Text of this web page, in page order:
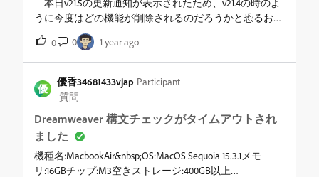
うに今度はどの機能が削除されるのだろうかと恐るおそ
る開いてみました。Feature summary | Dreamweaver す
ると、サードパーティーライブラリーの更新とセキュリ
ティアップデートだけという事。なんだ。拍子抜けだ。
&nbsp; しかし、このフォーラムで報告されているよう
なバグと言うか何と言うのか機能の不全は改善されてい
ないような？メンテナンスモードなのは分かっているの
で、とりあえず現状のOS環境への対応だけでもしてほ
しい。――問題が無いからそのままにしているのか？
&nbsp; 今のAdobeは生成AIの競争で忙しいから、不人気
のアプリにまで手が回らないのだろうが、Dreamweaver
0 0 1 year ago
優
優香34681433vjap Participant
質問
Dreamweaver 構文チェックがタイムアウトされ
ました
機種名:MacbookAir&nbsp;OS:MacOS Sequoia 15.3.1メモ
リ:16GBチップ:M3空きストレージ:400GB以上